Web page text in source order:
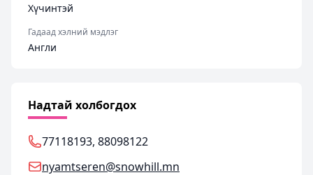
Хүчинтэй
Гадаад хэлний мэдлэг
Англи
Надтай холбогдох
77118193, 88098122
nyamtseren@snowhill.mn